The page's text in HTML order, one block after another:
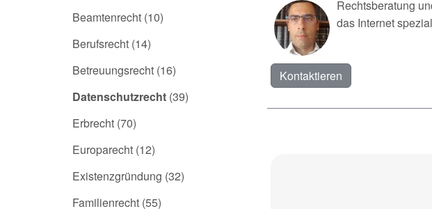
Beamtenrecht (10)
Berufsrecht (14)
Betreuungsrecht (16)
Datenschutzrecht (39)
Erbrecht (70)
Europarecht (12)
Existenzgründung (32)
Familienrecht (55)
Rechtsberatung
das Internet
Kontaktieren